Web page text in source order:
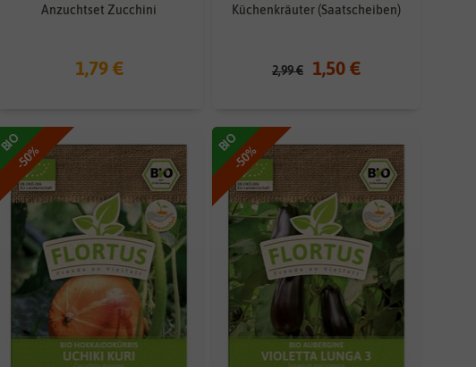
Anzuchtset Zucchini
1,79 €
Küchenkräuter (Saatscheiben)
2,99 € 1,50 €
-50%
BIO
-50%
BIO